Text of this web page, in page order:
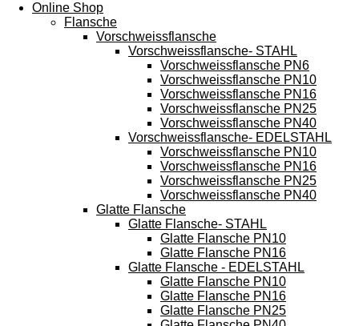
Online Shop
Flansche
Vorschweissflansche
Vorschweissflansche- STAHL
Vorschweissflansche PN6
Vorschweissflansche PN10
Vorschweissflansche PN16
Vorschweissflansche PN25
Vorschweissflansche PN40
Vorschweissflansche- EDELSTAHL
Vorschweissflansche PN10
Vorschweissflansche PN16
Vorschweissflansche PN25
Vorschweissflansche PN40
Glatte Flansche
Glatte Flansche- STAHL
Glatte Flansche PN10
Glatte Flansche PN16
Glatte Flansche - EDELSTAHL
Glatte Flansche PN10
Glatte Flansche PN16
Glatte Flansche PN25